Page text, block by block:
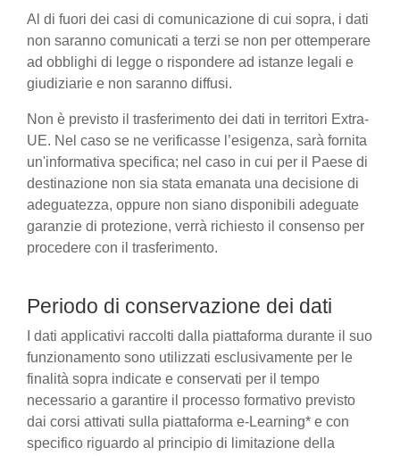
Al di fuori dei casi di comunicazione di cui sopra, i dati
non saranno comunicati a terzi se non per ottemperare
ad obblighi di legge o rispondere ad istanze legali e
giudiziarie e non saranno diffusi.
Non è previsto il trasferimento dei dati in territori Extra-
UE. Nel caso se ne verificasse l’esigenza, sarà fornita
un'informativa specifica; nel caso in cui per il Paese di
destinazione non sia stata emanata una decisione di
adeguatezza, oppure non siano disponibili adeguate
garanzie di protezione, verrà richiesto il consenso per
procedere con il trasferimento.
Periodo di conservazione dei dati
I dati applicativi raccolti dalla piattaforma durante il suo
funzionamento sono utilizzati esclusivamente per le
finalità sopra indicate e conservati per il tempo
necessario a garantire il processo formativo previsto
dai corsi attivati sulla piattaforma e-Learning* e con
specifico riguardo al principio di limitazione della